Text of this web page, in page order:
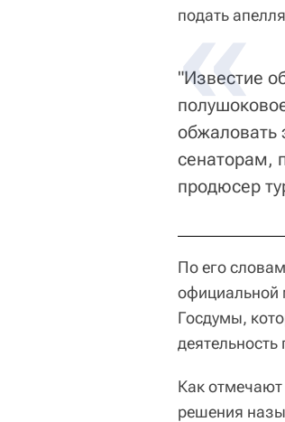
подать
"Известие
обжаловать
сенаторам,
продюсер
По его
официальной
Госдумы,
Как
решения